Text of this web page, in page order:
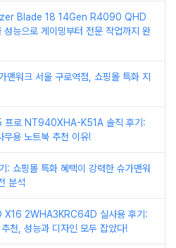
Blade 18 14Gen R4090 QHD
성능으로 게이밍부터 전문 작업까지 완
맨워크 서울 구로역점, 쇼핑몰 특화 지
프로 NT940XHA-K51A 솔직 후기:
무용 노트북 추천 이유!
: 쇼핑몰 특화 혜택이 강력한 슈가맨워
분석
X16 2WHA3KRC64D 실사용 후기:
천, 성능과 디자인 모두 잡았다!